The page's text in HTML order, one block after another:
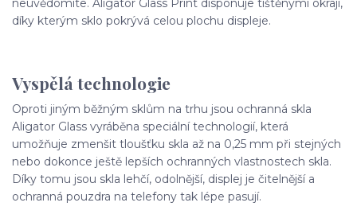
neuvědomíte. Aligator Glass Print disponuje tištěnými okraji,
díky kterým sklo pokrývá celou plochu displeje.
Vyspělá technologie
Oproti jiným běžným sklům na trhu jsou ochranná skla
Aligator Glass vyráběna speciální technologií, která
umožňuje zmenšit tloušťku skla až na 0,25 mm při stejných
nebo dokonce ještě lepších ochranných vlastnostech skla.
Díky tomu jsou skla lehčí, odolnější, displej je čitelnější a
ochranná pouzdra na telefony tak lépe pasují.